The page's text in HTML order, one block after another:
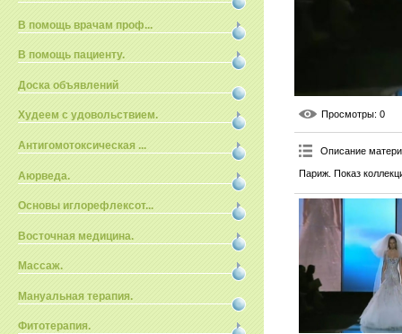
В помощь врачам проф...
В помощь пациенту.
Доска объявлений
Худеем с удовольствием.
Антигомотоксическая ...
Аюрведа.
Основы иглорефлексот...
Восточная медицина.
Массаж.
Мануальная терапия.
Фитотерапия.
Просмотры: 0
Описание
Париж. Показ